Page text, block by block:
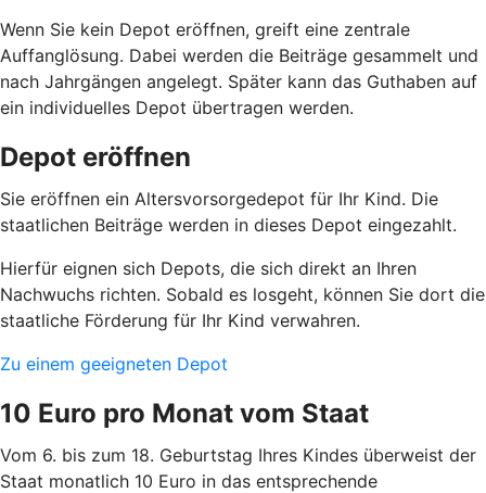
Wenn Sie kein Depot eröffnen, greift eine zentrale
Auffanglösung. Dabei werden die Beiträge gesammelt und
nach Jahrgängen angelegt. Später kann das Guthaben auf
ein individuelles Depot übertragen werden.
Depot eröffnen
Sie eröffnen ein Altersvorsorgedepot für Ihr Kind. Die
staatlichen Beiträge werden in dieses Depot eingezahlt.
Hierfür eignen sich Depots, die sich direkt an Ihren
Nachwuchs richten. Sobald es losgeht, können Sie dort die
staatliche Förderung für Ihr Kind verwahren.
Zu einem geeigneten Depot
10 Euro pro Monat vom Staat
Vom 6. bis zum 18. Geburtstag Ihres Kindes überweist der
Staat monatlich 10 Euro in das entsprechende